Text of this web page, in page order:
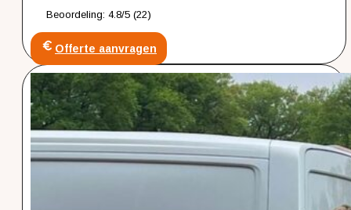
Beoordeling: 4.8/5 (22)
Offerte aanvragen